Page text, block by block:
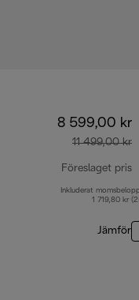
8 599,00 kr
11 499,00 kr
Föreslaget pris
Inkluderat
1 719,80 kr
Jämför